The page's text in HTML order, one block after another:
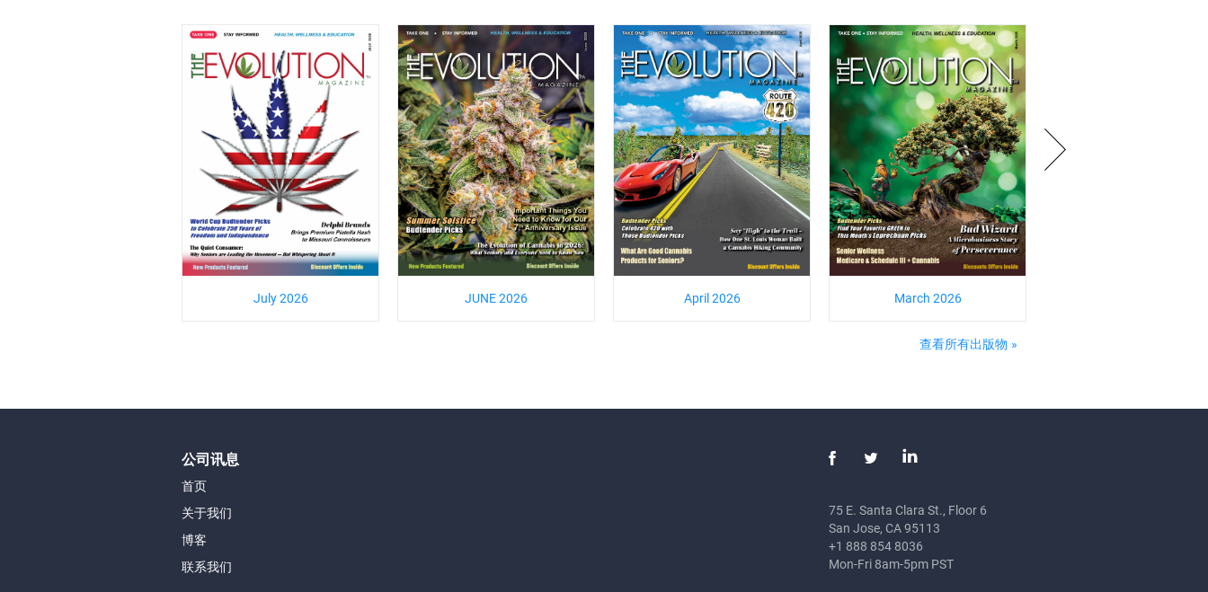
July 2026 JUNE 2026 April 2026 March 2026
查看所有出版物
公司讯息
首页
关于我们
博客
联系我们
75 E. Santa Clara St., Floor 6
San Jose, CA95113
+1 888 854 8036
Mon-Fri 8am-5pm PST